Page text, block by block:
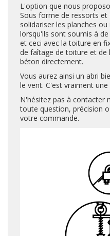
L'option que nous
Sous forme de ressorts et
solidariser les planches
lorsqu'ils sont soumis à
et ceci avec la toiture en
de faîtage de toiture et de
béton directement.
Vous aurez ainsi un abri
le vent. C'est vraiment
N'hésitez pas à contacter
toute question, précision
votre commande.